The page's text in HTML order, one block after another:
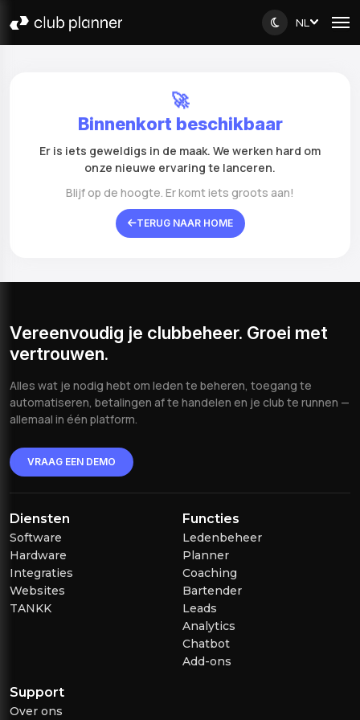
NL
🚀
Binnenkort beschikbaar
Er is iets geweldigs in de maak. We werken hard om
onze nieuwe ervaring te lanceren.
Blijf op de hoogte. Er komt iets groots aan!
TERUG NAAR HOME
Vereenvoudig je clubbeheer. Groei met
vertrouwen.
Alles wat je nodig hebt om leden te beheren, toegang te
automatiseren, betalingen af te handelen en je club te runnen —
allemaal in één platform.
VRAAG EEN DEMO
Diensten
Software
Hardware
Integraties
Websites
TANKK
Functies
Ledenbeheer
Planner
Coaching
Bartender
Leads
Analytics
Chatbot
Add-ons
Support
Over ons